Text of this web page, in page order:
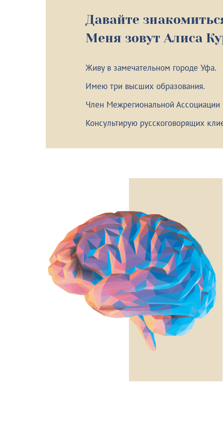
Давайте
Меня зовут Алиса
Живу в замечательном городе Уфа.
Имею три высших образования.
Член Межрегиональной
Консультирую русскоговорящих